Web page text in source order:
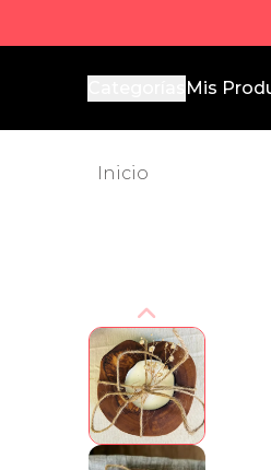
Producto de Aquí
Mis
Inicio